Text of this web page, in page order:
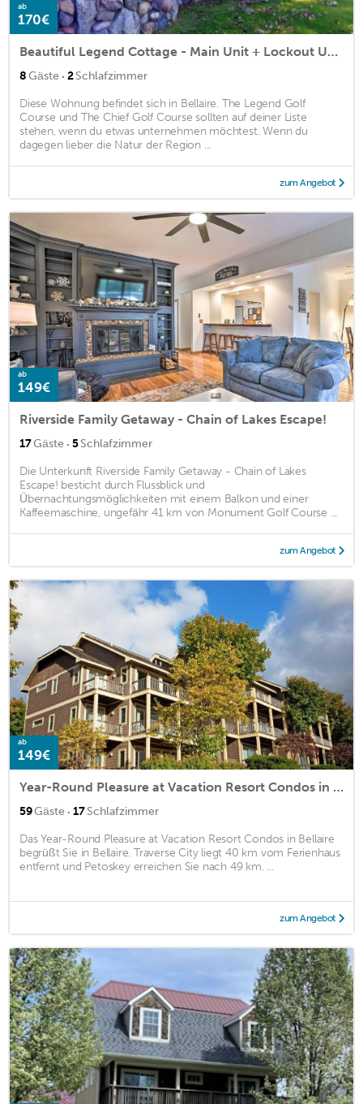
ab
170€
Beautiful Legend Cottage - Main Unit + Lockout Unit (Sleeps 8)
8Gäste · 2Schlafzimmer
Diese Wohnung befindet sich in Bellaire. The Legend Golf
Course und The Chief Golf Course sollten auf deiner Liste
stehen, wenn du etwas unternehmen möchtest. Wenn du
dagegen lieber die Natur der Region ...
zum Angebot
ab
149€
Riverside Family Getaway - Chain of Lakes Escape!
17Gäste · 5Schlafzimmer
Die Unterkunft Riverside Family Getaway - Chain of Lakes
Escape! besticht durch Flussblick und
Übernachtungsmöglichkeiten mit einem Balkon und einer
Kaffeemaschine, ungefähr 41 km von Monument Golf Course ...
zum Angebot
ab
149€
Year-Round Pleasure at Vacation Resort Condos in Bellaire
59Gäste · 17Schlafzimmer
Das Year-Round Pleasure at Vacation Resort Condos in Bellaire
begrüßt Sie in Bellaire. Traverse City liegt 40 km vom Ferienhaus
entfernt und Petoskey erreichen Sie nach 49 km. ...
zum Angebot